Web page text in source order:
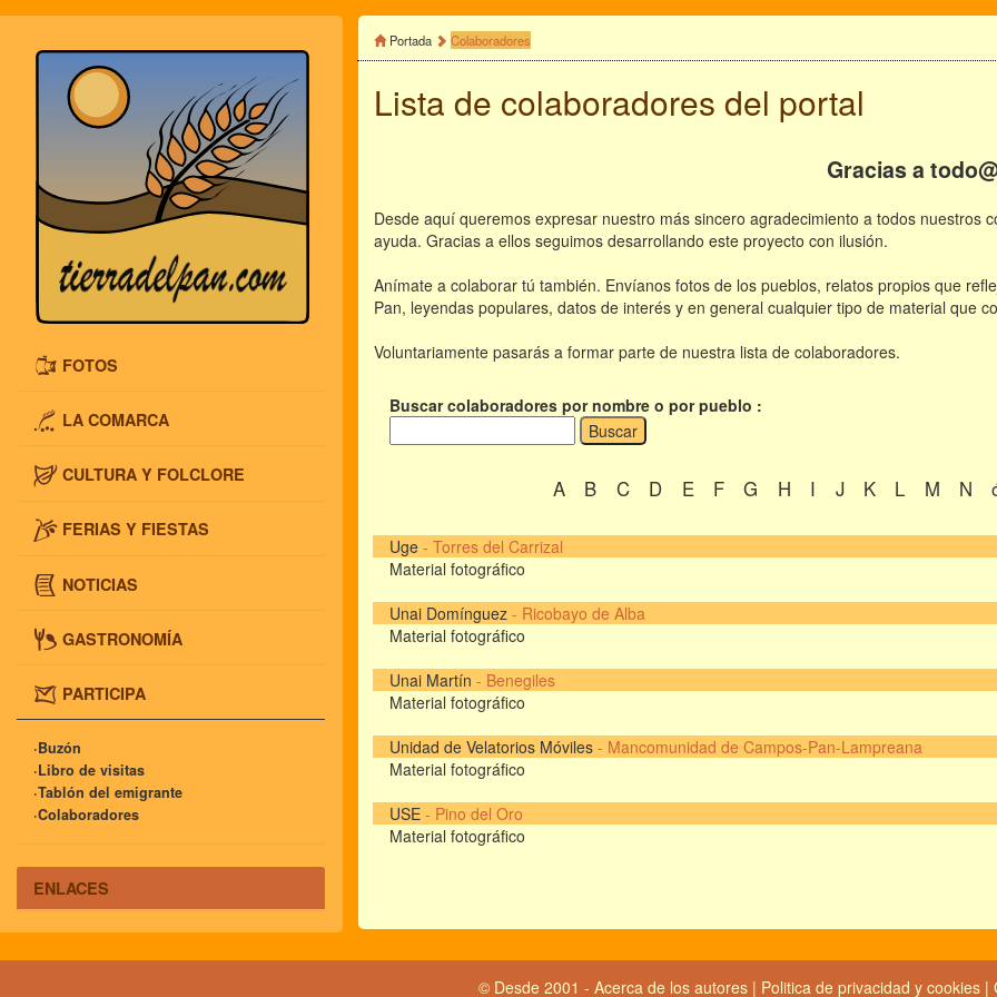
FOTOS
LA COMARCA
CULTURA Y FOLCLORE
FERIAS Y FIESTAS
NOTICIAS
GASTRONOMÍA
PARTICIPA
·Buzón
·Libro de visitas
·Tablón del emigrante
·Colaboradores
ENLACES
Portada Colaboradores
Lista de colaboradores del portal
Gracias a
Desde aquí queremos expresar nuestro más sincero agradecimiento a todos nuestros
ayuda. Gracias a ellos seguimos desarrollando este proyecto con ilusión.
Anímate a colaborar tú también. Envíanos fotos de los pueblos, relatos propios que
Pan, leyendas populares, datos de interés y en general cualquier tipo de material que
Voluntariamente pasarás a formar parte de nuestra lista de colaboradores.
Buscar colaboradores por nombre o por pueblo :
A B C D E F G H I J K L M N
Uge - Torres del Carrizal
Material fotográfico
Unai Domínguez - Ricobayo de Alba
Material fotográfico
Unai Martín - Benegiles
Material fotográfico
Unidad de Velatorios Móviles - Mancomunidad de Campos-Pan-Lampreana
Material fotográfico
USE - Pino del Oro
Material fotográfico
© Desde 2001 - Acerca de los autores| Politica de privacidad y cookies |